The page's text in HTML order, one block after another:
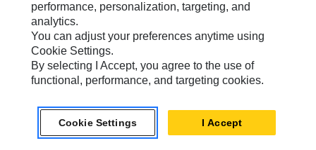
법적 고지
개인정보취급방침
위치정보 이용약관
KR - Korean© 2026 Caterpillar. 판권 소유
performance, personalization, targeting, and
analytics.
You can adjust your preferences anytime using
Cookie Settings.
By selecting I Accept, you agree to the use of
functional, performance, and targeting cookies.
Cookie Settings I Accept